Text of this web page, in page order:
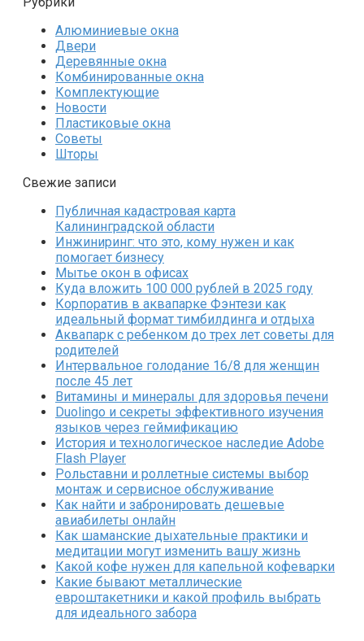
Алюминиевые окна
Двери
Деревянные окна
Комбинированные окна
Комплектующие
Новости
Пластиковые окна
Советы
Шторы
Свежие записи
Публичная кадастровая карта
Калининградской области
Инжиниринг: что это, кому нужен и как
помогает бизнесу
Мытье окон в офисах
Куда вложить 100 000 рублей в 2025 году
Корпоратив в аквапарке Фэнтези как
идеальный формат тимбилдинга и отдыха
Аквапарк с ребенком до трех лет советы для
родителей
Интервальное голодание 16/8 для женщин
после 45 лет
Витамины и минералы для здоровья печени
Duolingo и секреты эффективного изучения
языков через геймификацию
История и технологическое наследие Adobe
Flash Player
Рольставни и роллетные системы выбор
монтаж и сервисное обслуживание
Как найти и забронировать дешевые
авиабилеты онлайн
Как шаманские дыхательные практики и
медитации могут изменить вашу жизнь
Какой кофе нужен для капельной кофеварки
Какие бывают металлические
евроштакетники и какой профиль выбрать
для идеального забора